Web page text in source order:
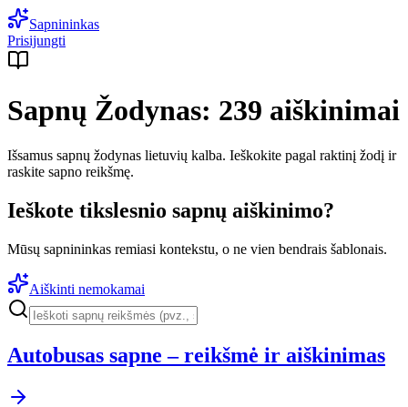
Sapnininkas
Prisijungti
Sapnų Žodynas: 239 aiškinimai
Išsamus sapnų žodynas lietuvių kalba. Ieškokite pagal raktinį žodį ir
raskite sapno reikšmę.
Ieškote tikslesnio sapnų aiškinimo?
Mūsų sapnininkas remiasi kontekstu, o ne vien bendrais šablonais.
Aiškinti nemokamai
Autobusas sapne – reikšmė ir aiškinimas